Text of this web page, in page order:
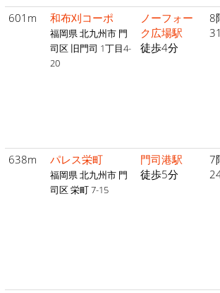
601m 和布刈コーポ
福岡県 北九州市 門
司区 旧門司 1丁目4-
20
ノーフォー
ク広場駅
徒歩4分
8
638m パレス栄町
福岡県 北九州市 門
司区 栄町 7-15
門司港駅
徒歩5分
7